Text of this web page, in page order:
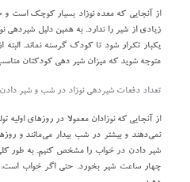
از آنجایی که معده نوزاد بسیار کوچک است
زیادی از شیر را ندارد. به همین دلیل شیردهی
یکبار تکرار شود تا کودک گرسنه نماند.
متوجه شوید که میزان شیر دهی کودکتان
تعداد دفعات شیردهی نوزاد در شب و شیر
از آنجایی که نوزادان معمولا در روز‌های
نمی‌دهند و بیشتر در شب بیدار می‌مانند و
شیر دادن در خواب را مشخص کنیم. به طور
چهار ساعت شیر بخورد. حتی اگر خواب است،